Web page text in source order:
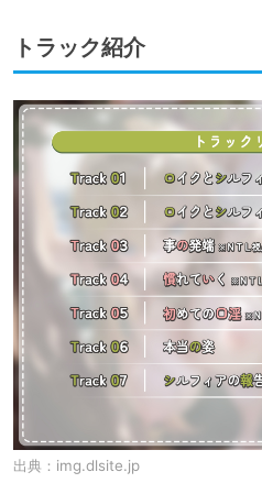
トラック紹介
出典： img.dlsite.jp